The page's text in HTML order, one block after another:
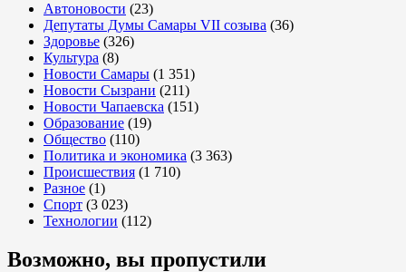
Автоновости (23)
Депутаты Думы Самары VII созыва (36)
Здоровье (326)
Культура (8)
Новости Самары (1 351)
Новости Сызрани (211)
Новости Чапаевска (151)
Образование (19)
Общество (110)
Политика и экономика (3 363)
Происшествия (1 710)
Разное (1)
Спорт (3 023)
Технологии (112)
Возможно, вы пропустили